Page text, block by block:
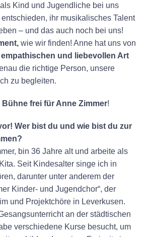
Kind und Jugendliche bei uns
ihr musikalisches Talent
– und das auch noch bei uns!
wie wir finden! Anne hat uns von
empathischen und liebevollen Art
die richtige Person, unsere
zu begleiten.
frei für Anne Zimmer!
Wer bist du und wie bist du zur
bin 36 Jahre alt und arbeite als
Seit Kindesalter singe ich in
darunter unter anderem der
Kinder- und Jugendchor“, der
und Projektchöre in Leverkusen.
an der städtischen
verschiedene Kurse besucht, um